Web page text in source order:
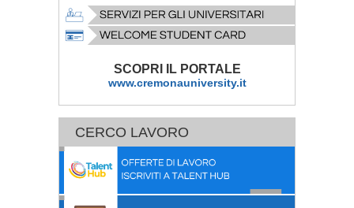
SCOPRI IL PORTALE
www.cremonauniversity.it
CERCO LAVORO